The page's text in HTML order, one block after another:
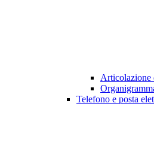
Telefono e posta